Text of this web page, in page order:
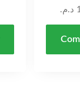
د.م.